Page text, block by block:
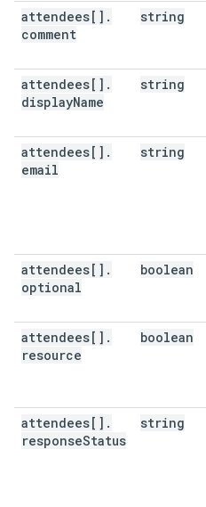
attendees[] .
comment
string
attendees[] .
displayName
string
attendees[] .
email
string
attendees[] .
optional
boolean
attendees[] .
resource
boolean
attendees[] .
responseStatus
string